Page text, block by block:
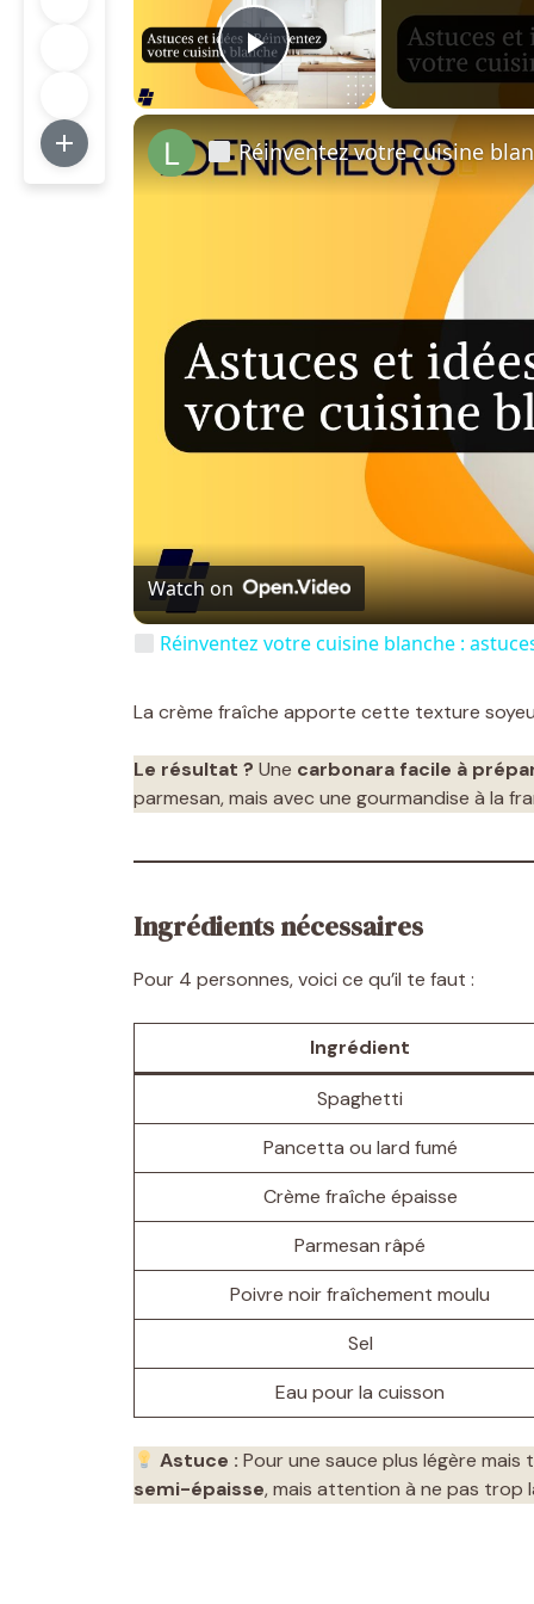
Play Video
Réinventez votre cuisine
Watch on
Réinventez votre cuisine blanche :
La crème fraîche apporte cette texture
Le résultat ? Une carbonara facile à
parmesan, mais avec une gourmandise à la
Ingrédients nécessaires
Pour 4 personnes, voici ce qu’il te faut :
Ingrédient
Spaghetti
Pancetta ou lard fumé
Crème fraîche épaisse
Parmesan râpé
Poivre noir fraîchement moulu
Sel
Eau pour la cuisson
Astuce : Pour une sauce plus légère
semi-épaisse, mais attention à ne pas trop